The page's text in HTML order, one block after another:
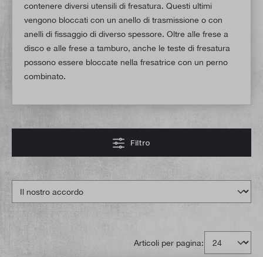
contenere diversi utensili di fresatura. Questi ultimi
vengono bloccati con un anello di trasmissione o con
anelli di fissaggio di diverso spessore. Oltre alle frese a
disco e alle frese a tamburo, anche le teste di fresatura
possono essere bloccate nella fresatrice con un perno
combinato.
Filtro
Articoli per pagina: